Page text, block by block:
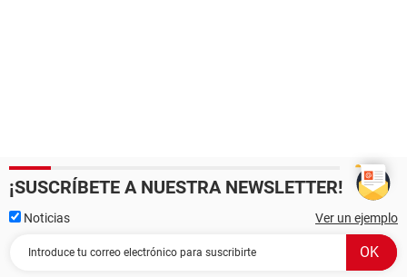
¡SUSCRÍBETE A NUESTRA NEWSLETTER!
Noticias Ver un ejemplo